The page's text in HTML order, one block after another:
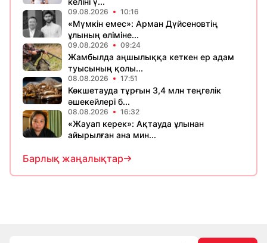
09.08.2026 10:16
«Мүмкін емес»: Арман Дүйсеновтің
ұлының өліміне...
09.08.2026 09:24
Жамбылда аңшылыққа кеткен ер адам
туысының қолы...
08.08.2026 17:51
Көкшетауда тұрғын 3,4 млн теңгелік
әшекейлері б...
08.08.2026 16:32
«Жауап керек»: Ақтауда ұлынан
айырылған ана мин...
Барлық жаңалықтар